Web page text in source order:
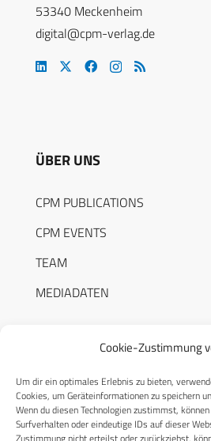
Cookie-Zustimmung
Um dir ein optimales Erlebnis zu bieten,
Cookies, um Geräteinformationen zu speichern
Wenn du diesen Technologien zustimmst,
Surfverhalten oder eindeutige IDs auf dieser
53340 Meckenheim
digital@cpm-verlag.de
ÜBER UNS
CPM PUBLICATIONS
CPM EVENTS
TEAM
MEDIADATEN
RECHTLICHES
Datenschutzerklärung